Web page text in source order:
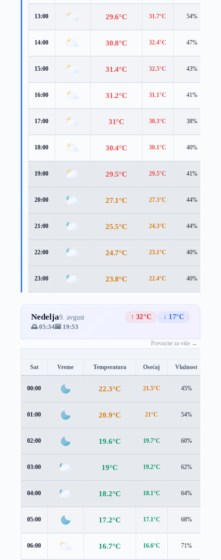
13:00 29.6°C 31.7°C 54%
14:00 30.8°C 32.4°C 47%
15:00 31.4°C 32.5°C 43%
16:00 31.2°C 31.1°C 41%
17:00 31°C 30.3°C 38%
18:00 30.4°C 30.1°C 40%
19:00 29.5°C 29.5°C 41%
20:00 27.1°C 27.3°C 44%
21:00 25.5°C 24.3°C 44%
22:00 24.7°C 23.1°C 40%
23:00 23.8°C 22.4°C 40%
Nedelja9. avgust ↑ 32°C
↓ 17°C
🌅 05:34🌇 19:53
Prevucite za više →
Sat Vreme Temperatura Osećaj Vlažnost
00:00 22.3°C 21.5°C 45%
01:00 20.9°C 21°C 54%
02:00 19.6°C 19.7°C 60%
03:00 19°C 19.2°C 62%
04:00 18.2°C 18.1°C 64%
05:00 17.2°C 17.1°C 68%
06:00 16.7°C 16.6°C 71%